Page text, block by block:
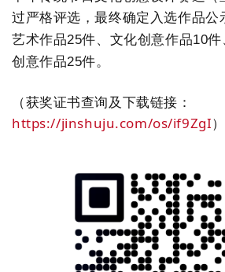
过严格评选，最终确定入选作品公
艺术作品25件、 文化创意作品10件
创意作品25件。
（获奖证书查询及下载链接：
https://jinshuju.com/os/if9ZgI）